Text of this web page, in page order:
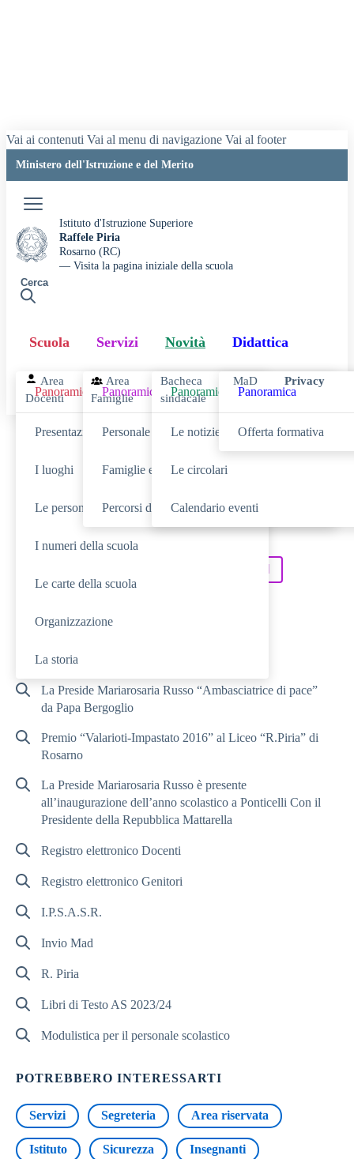
Vai ai contenuti Vai al menu di navigazione Vai al footer
Ministero dell'Istruzione e del Merito
Istituto d'Istruzione Superiore
Raffele Piria
Rosarno (RC)
— Visita la pagina iniziale della scuola
Cerca
Scuola
Panoramica
Presentazione
I luoghi
Le persone
I numeri della scuola
Le carte della scuola
Organizzazione
La storia
Servizi
Panoramica
Personale scolastico
Famiglie e studenti
Percorsi di studio
Novità
Panoramica
Le notizie
Le circolari
Calendario eventi
Didattica
Panoramica
Offerta formativa
Area
Docenti
Area
Famiglie
Bacheca
sindacale
MaD Privacy
Cerca
SCUOLA
RICERCHE FREQUENTI
La Preside Mariarosaria Russo “Ambasciatrice di pace”
da Papa Bergoglio
Premio “Valarioti-Impastato 2016” al Liceo “R.Piria” di
Rosarno
La Preside Mariarosaria Russo è presente
all’inaugurazione dell’anno scolastico a Ponticelli Con il
Presidente della Repubblica Mattarella
Registro elettronico Docenti
Registro elettronico Genitori
I.P.S.A.S.R.
Invio Mad
R. Piria
Libri di Testo AS 2023/24
Modulistica per il personale scolastico
POTREBBERO INTERESSARTI
Servizi Segreteria Area riservata
Istituto Sicurezza Insegnanti